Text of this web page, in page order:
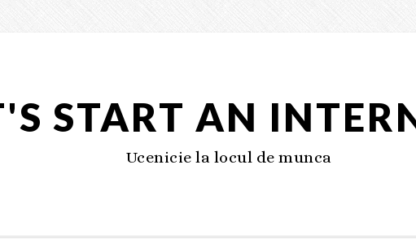
START AN
Ucenicie la locul de munca